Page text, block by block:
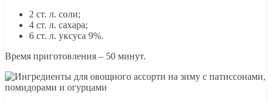
2 ст. л. соли;
4 ст. л. сахара;
6 ст. л. уксуса 9%.
Время приготовления – 50 минут.